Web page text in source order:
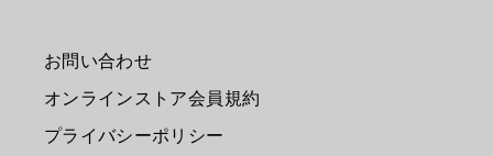
お問い合わせ
オンラインストア会員規約
プライバシーポリシー